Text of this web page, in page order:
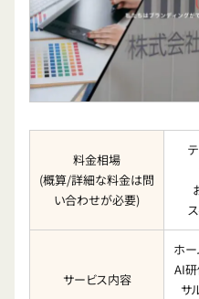
料金相場
(概算/詳細な料金は問
い合わせが必要)
サービス内容
ホ
AI研
サ